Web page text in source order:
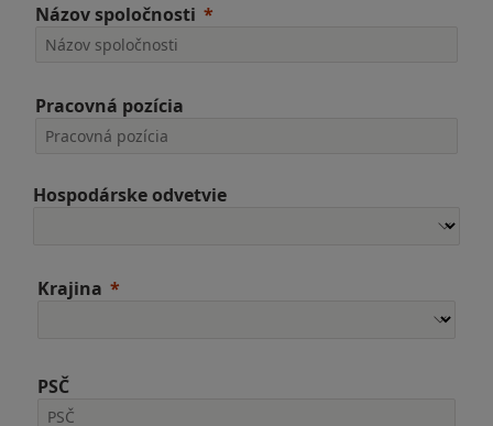
Názov spoločnosti
Pracovná pozícia
Hospodárske odvetvie
Krajina
PSČ